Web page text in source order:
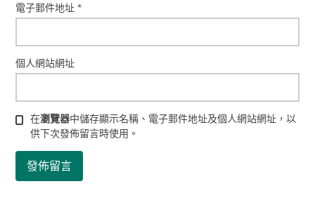
電子郵件地址*
個人網站網址
在瀏覽器中儲存顯示名稱、電子郵件地址及個人網站網址，以
供下次發佈留言時使用。